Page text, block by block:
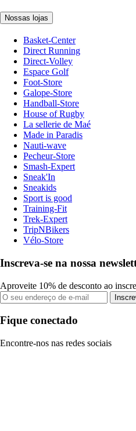
Nossas lojas
Basket-Center
Direct Running
Direct-Volley
Espace Golf
Foot-Store
Galope-Store
Handball-Store
House of Rugby
La sellerie de Maé
Made in Paradis
Nauti-wave
Pecheur-Store
Smash-Expert
Sneak'In
Sneakids
Sport is good
Training-Fit
Trek-Expert
TripNBikers
Vélo-Store
Inscreva-se na nossa
Aproveite 10% de desconto ao
Fique conectado
Encontre-nos nas redes sociais